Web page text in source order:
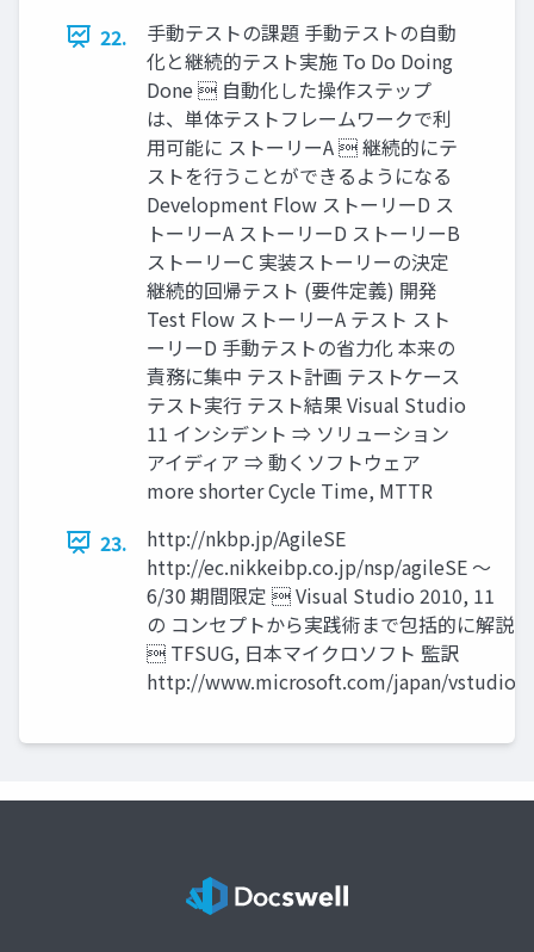
22.
手動テストの課題 手動テストの自動
化と継続的テスト実施 To Do Doing
Done  自動化した操作ステップ
は、単体テストフレームワークで利
⽤可能に ストーリーA  継続的にテ
ストを⾏うことができるようになる
Development Flow ストーリーD ス
トーリーA ストーリーD ストーリーB
ストーリーC 実装ストーリーの決定
継続的回帰テスト (要件定義) 開発
Test Flow ストーリーA テスト スト
ーリーD 手動テストの省⼒化 本来の
責務に集中 テスト計画 テストケース
テスト実⾏ テスト結果 Visual Studio
11 インシデント ⇒ ソリューション
アイディア ⇒ 動くソフトウェア
more shorter Cycle Time, MTTR
23.
http://nkbp.jp/AgileSE
http://ec.nikkeibp.co.jp/nsp/agileSE 〜
6/30 期間限定  Visual Studio 2010, 11
の コンセプトから実践術まで包括的に解説
 TFSUG, 日本マイクロソフト 監訳
http://www.microsoft.com/japan/vstudio